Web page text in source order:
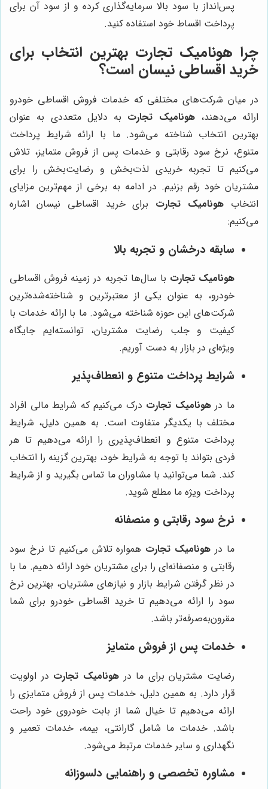
پس‌انداز با سود بالا سرمایه‌گذاری کرده و از سود آن برای
پرداخت اقساط خود استفاده کنید.
چرا هونامیک تجارت بهترین انتخاب برای
خرید اقساطی نیسان است؟
در میان شرکت‌های مختلفی که خدمات فروش اقساطی خودرو
ارائه می‌دهند،هونامیک تجارت به دلایل متعددی به عنوان
بهترین انتخاب شناخته می‌شود. ما با ارائه شرایط پرداخت
متنوع، نرخ سود رقابتی و خدمات پس از فروش متمایز، تلاش
می‌کنیم تا تجربه خریدی لذت‌بخش و رضایت‌بخش را برای
مشتریان خود رقم بزنیم. در ادامه به برخی از مهم‌ترین مزایای
انتخاب هونامیک تجارت برای خرید اقساطی نیسان اشاره
می‌کنیم:
سابقه درخشان و تجربه بالا
هونامیک تجارت با سال‌ها تجربه در زمینه فروش اقساطی
خودرو، به عنوان یکی از معتبرترین و شناخته‌شده‌ترین
شرکت‌های این حوزه شناخته می‌شود. ما با ارائه خدمات با
کیفیت و جلب رضایت مشتریان، توانسته‌ایم جایگاه
ویژه‌ای در بازار به دست آوریم.
شرایط پرداخت متنوع و انعطاف‌پذیر
ما درهونامیک تجارت درک می‌کنیم که شرایط مالی افراد
مختلف با یکدیگر متفاوت است. به همین دلیل، شرایط
پرداخت متنوع و انعطاف‌پذیری را ارائه می‌دهیم تا هر
فردی بتواند با توجه به شرایط خود، بهترین گزینه را انتخاب
کند. شما می‌توانید با مشاوران ما تماس بگیرید و از شرایط
پرداخت ویژه ما مطلع شوید.
نرخ سود رقابتی و منصفانه
ما در هونامیک تجارت همواره تلاش می‌کنیم تا نرخ سود
رقابتی و منصفانه‌ای را برای مشتریان خود ارائه دهیم. ما با
در نظر گرفتن شرایط بازار و نیازهای مشتریان، بهترین نرخ
سود را ارائه می‌دهیم تا خرید اقساطی خودرو برای شما
مقرون‌به‌صرفه‌تر باشد.
خدمات پس از فروش متمایز
رضایت مشتریان برای ما درهونامیک تجارت در اولویت
قرار دارد. به همین دلیل، خدمات پس از فروش متمایزی را
ارائه می‌دهیم تا خیال شما از بابت خودروی خود راحت
باشد. خدمات ما شامل گارانتی، بیمه، خدمات تعمیر و
نگهداری و سایر خدمات مرتبط می‌شود.
مشاوره تخصصی و راهنمایی دلسوزانه